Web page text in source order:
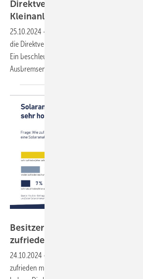
Direktvermarktungspflicht für
Kleinanlagen
25.10.2024 -
die Direktvermarktung. Dies stößt in der
Ein beschleunigter Speicherausbau ist viel
Ausbremsen des
Besitzer von Solaranlagen sind
zufrieden mit ihrem
24.10.2024 -
zufrieden mit ihrer Entscheidung, in die